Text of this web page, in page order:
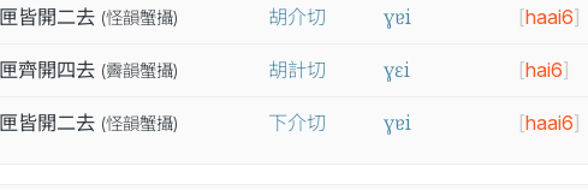
匣皆開二去 (怪韻蟹攝) 胡介切 ɣɐi [haai6]
匣齊開四去 (霽韻蟹攝) 胡計切 ɣɛi [hai6]
匣皆開二去 (怪韻蟹攝) 下介切 ɣɐi [haai6]